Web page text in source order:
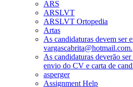
ARS
ARSLVT
ARSLVT Ortopedia
Artas
As candidaturas devem ser
vargascabrita@hotmail.com.
As candidaturas deverão
envio do CV e carta de
asperger
Assignment Help